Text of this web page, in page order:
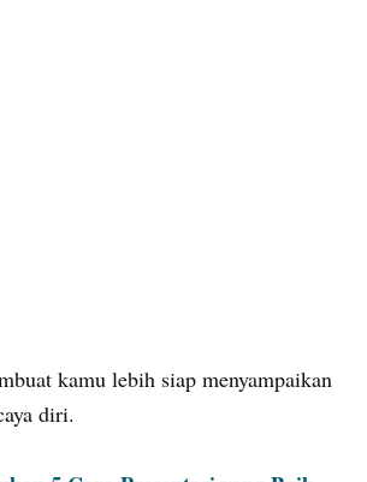
kamu lebih siap menyampaikan
diri.